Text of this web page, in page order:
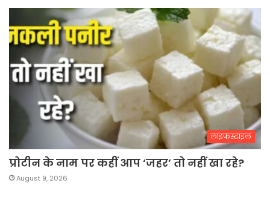
लाइफस्टाइल
प्रोटीन के नाम पर कहीं आप ‘जहर’ तो नहीं खा रहे?
August 9, 2026